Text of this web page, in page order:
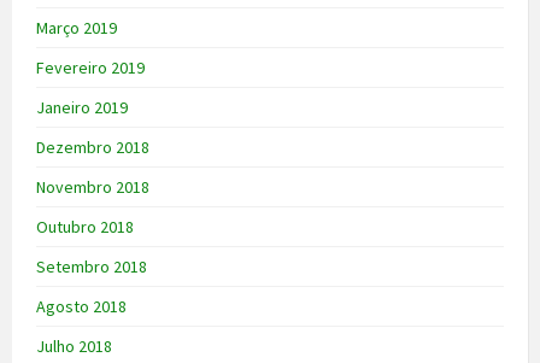
Março 2019
Fevereiro 2019
Janeiro 2019
Dezembro 2018
Novembro 2018
Outubro 2018
Setembro 2018
Agosto 2018
Julho 2018